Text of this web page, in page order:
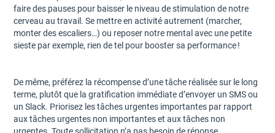
faire des pauses pour baisser le niveau de stimulation de notre
cerveau au travail. Se mettre en activité autrement (marcher,
monter des escaliers…) ou reposer notre mental avec une petite
sieste par exemple, rien de tel pour booster sa performance !
De même, préférez la récompense d’une tâche réalisée sur le long
terme, plutôt que la gratification immédiate d’envoyer un SMS ou
un Slack. Priorisez les tâches urgentes importantes par rapport
aux tâches urgentes non importantes et aux tâches non